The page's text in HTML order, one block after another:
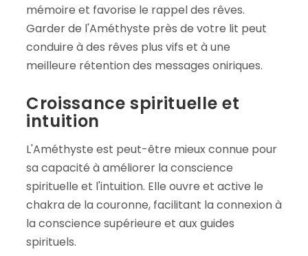
mémoire et favorise le rappel des rêves.
Garder de l'Améthyste près de votre lit peut
conduire à des rêves plus vifs et à une
meilleure rétention des messages oniriques.
Croissance spirituelle et
intuition
L'Améthyste est peut-être mieux connue pour
sa capacité à améliorer la conscience
spirituelle et l'intuition. Elle ouvre et active le
chakra de la couronne, facilitant la connexion à
la conscience supérieure et aux guides
spirituels.